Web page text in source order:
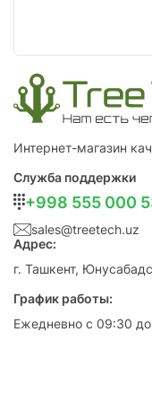
Интернет-магазин
Служба поддержки
+998 555 000
sales@treetech.uz
Адрес:
г. Ташкент,
График работы:
Ежедневно с 09:30